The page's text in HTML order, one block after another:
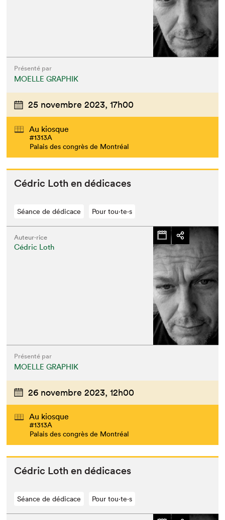
Présenté par
MOELLE GRAPHIK
25 novembre 2023, 17h00
Au kiosque
#1313A
Palais des congrès de Montréal
Cédric Loth en dédicaces
Séance de dédicace Pour tou⋅te⋅s
Auteur·rice
Cédric Loth
Présenté par
MOELLE GRAPHIK
26 novembre 2023, 12h00
Au kiosque
#1313A
Palais des congrès de Montréal
Cédric Loth en dédicaces
Séance de dédicace Pour tou⋅te⋅s